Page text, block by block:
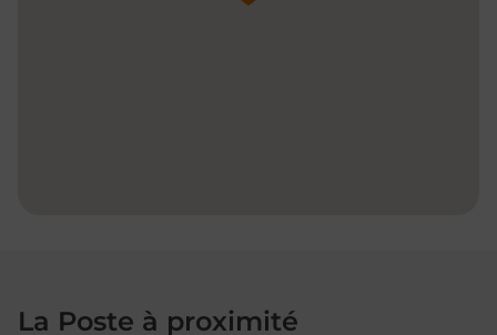
La Poste à proximité